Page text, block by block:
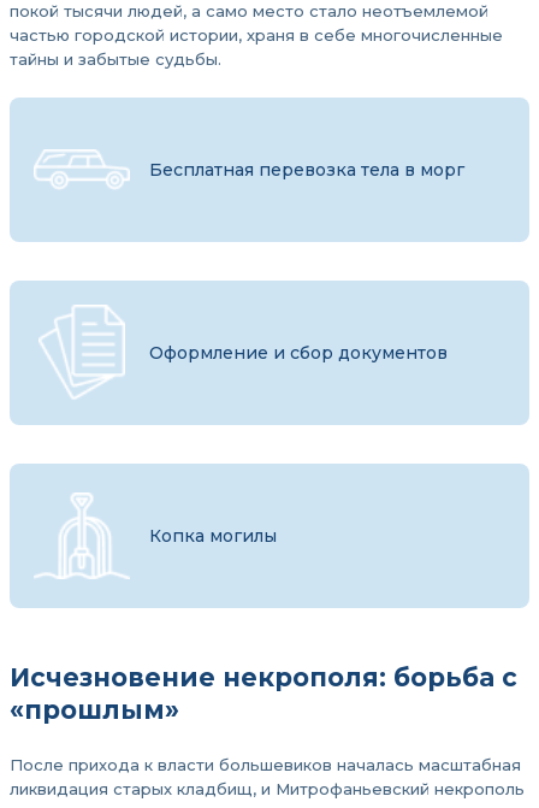
покой тысячи людей, а само место стало неотъемлемой
частью городской истории, храня в себе многочисленные
тайны и забытые судьбы.
Бесплатная перевозка тела в морг
Оформление и сбор документов
Копка могилы
Исчезновение некрополя: борьба с
«прошлым»
После прихода к власти большевиков началась масштабная
ликвидация старых кладбищ, и Митрофаньевский некрополь